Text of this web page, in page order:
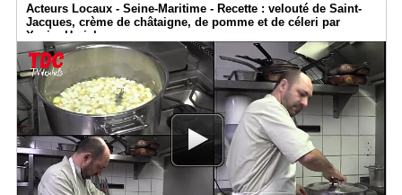
Acteurs Locaux - Seine-Maritime - Recette : velouté de Saint-
Jacques, crème de châtaigne, de pomme et de céleri par
Xavier Herichez